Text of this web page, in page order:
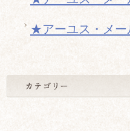
★アーユス・メー